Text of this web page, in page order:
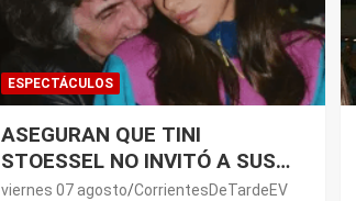
ESPECTÁCULOS
ASEGURAN QUE TINI
STOESSEL NO INVITÓ A SUS
PADRES AL CASAMIENTO CON
viernes 07 agosto CorrientesDeTardeEV